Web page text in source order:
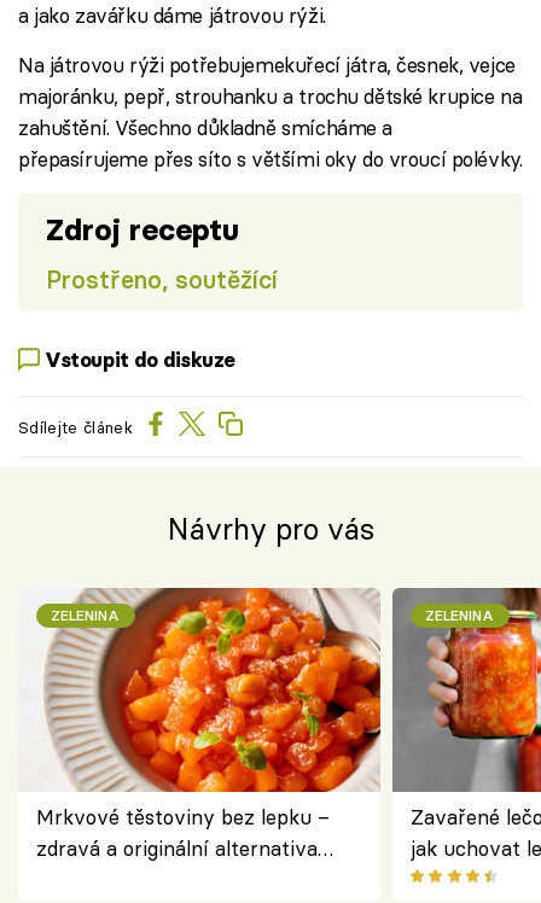
a jako zavářku dáme játrovou rýži.
Na játrovou rýži potřebujemekuřecí játra, česnek, vejce
majoránku, pepř, strouhanku a trochu dětské krupice na
zahuštění. Všechno důkladně smícháme a
přepasírujeme přes síto s většími oky do vroucí polévky.
Zdroj receptu
Prostřeno, soutěžící
Vstoupit do diskuze
Sdílejte článek
Návrhy pro vás
ZELENINA
Mrkvové těstoviny bez lepku –
zdravá a originální alternativa
ZELENINA
Zavařené
jak uchovat